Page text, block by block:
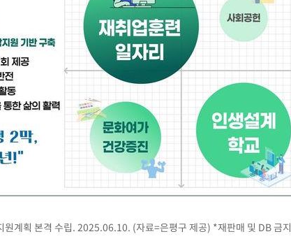
도 넘어
출발
개장
대
도
선 일부 구축
증시 혼조 마감 다
매우 어려워" 취
란 외무부 대변인
원계획 본격 수립. 2025.06.10. (자료=은평구 제공) *재판매 및 DB 금지